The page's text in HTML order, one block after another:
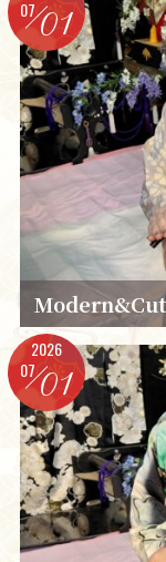
0701
2026
0701